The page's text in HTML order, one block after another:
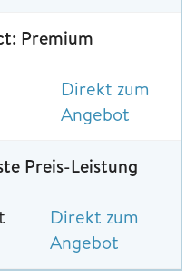
Premium
Direkt zum
Angebot
Preis-Leistung
Direkt zum
Angebot